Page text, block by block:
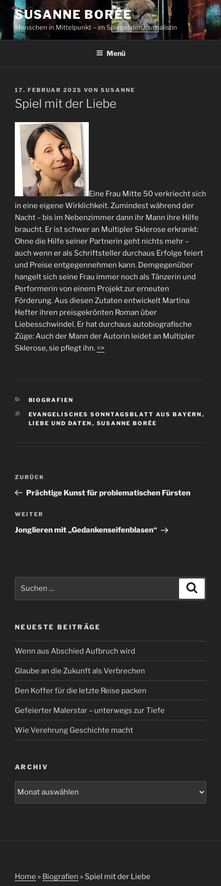
Zum
Inhalt
springen
SUSANNE BORÉE
Menschen in Mittelpunkt – im Spiegel der Journalistin
Menü
VERÖFFENTLICHT
AM
17. FEBRUAR 2025 VON SUSANNE
Spiel mit der Liebe
Eine Frau Mitte 50 verkriecht sich
in eine eigene Wirklichkeit. Zumindest während der
Nacht – bis im Nebenzimmer dann ihr Mann ihre Hilfe
braucht. Er ist schwer an Multipler Sklerose erkrankt:
Ohne die Hilfe seiner Partnerin geht nichts mehr –
auch wenn er als Schriftsteller durchaus Erfolge feiert
und Preise entgegennehmen kann. Demgegenüber
hangelt sich seine Frau immer noch als Tänzerin und
Performerin von einem Projekt zur erneuten
Förderung. Aus diesen Zutaten entwickelt Martina
Hefter ihren preisgekrönten Roman über
Liebesschwindel. Er hat durchaus autobiografische
Züge: Auch der Mann der Autorin leidet an Multipler
Sklerose, sie pflegt ihn. =>
KATEGORIEN
BIOGRAFIEN
SCHLAGWÖRTER
EVANGELISCHES SONNTAGSBLATT AUS BAYERN ,
LIEBE UND DATEN , SUSANNE BORÉE
Beitragsnavigation
Vorheriger
Beitrag
ZURÜCK
Prächtige Kunst für problematischen Fürsten
Nächster
Beitrag
WEITER
Jonglieren mit „Gedankenseifenblasen“
NEUESTE BEITRÄGE
Wenn aus Abschied Aufbruch wird
Glaube an die Zukunft als Verbrechen
Den Koffer für die letzte Reise packen
Gefeierter Malerstar – unterwegs zur Tiefe
Wie Verehrung Geschichte macht
ARCHIV
Home » Biografien » Spiel mit der Liebe